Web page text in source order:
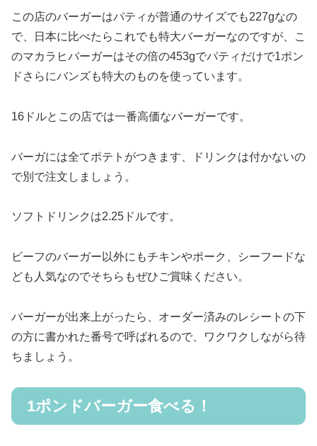
この店のバーガーはパティが普通のサイズでも227gなの
で、日本に比べたらこれでも特大バーガーなのですが、こ
のマカラヒバーガーはその倍の453gでパティだけで1ポン
ドさらにバンズも特大のものを使っています。
16ドルとこの店では一番高価なバーガーです。
バーガには全てポテトがつきます、ドリンクは付かないの
で別で注文しましょう。
ソフトドリンクは2.25ドルです。
ビーフのバーガー以外にもチキンやポーク、シーフードな
ども人気なのでそちらもぜひご賞味ください。
バーガーが出来上がったら、オーダー済みのレシートの下
の方に書かれた番号で呼ばれるので、ワクワクしながら待
ちましょう。
1ポンドバーガー食べる！